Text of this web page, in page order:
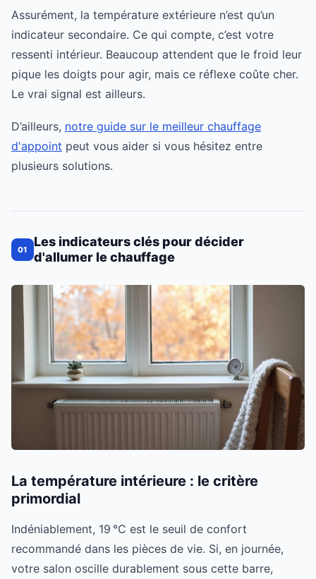
Assurément, la température extérieure n’est qu’un
indicateur secondaire. Ce qui compte, c’est votre
ressenti intérieur. Beaucoup attendent que le froid leur
pique les doigts pour agir, mais ce réflexe coûte cher.
Le vrai signal est ailleurs.
D’ailleurs, notre guide sur le meilleur chauffage
d'appoint peut vous aider si vous hésitez entre
plusieurs solutions.
01
Les indicateurs clés pour décider
d'allumer le chauffage
La température intérieure : le critère
primordial
Indéniablement, 19 °C est le seuil de confort
recommandé dans les pièces de vie. Si, en journée,
votre salon oscille durablement sous cette barre,